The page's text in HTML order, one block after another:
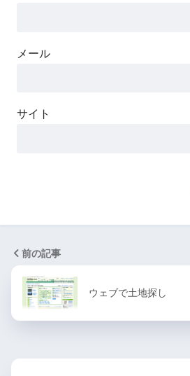
メール
サイト
前の記事
ウェブで土地探し